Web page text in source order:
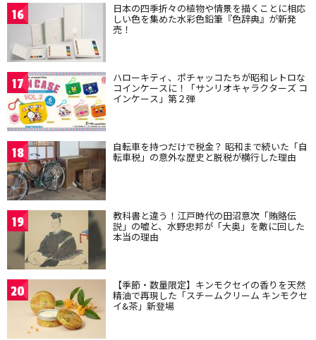
16 日本の四季折々の植物や情景を描くことに相応
しい色を集めた水彩色鉛筆『色辞典』が新発
売！
17 ハローキティ、ポチャッコたちが昭和レトロな
コインケースに！「サンリオキャラクターズ コ
インケース」第２弾
18 自転車を持つだけで税金？ 昭和まで続いた「自
転車税」の意外な歴史と脱税が横行した理由
19 教科書と違う！江戸時代の田沼意次「賄賂伝
説」の嘘と、水野忠邦が「大奥」を敵に回した
本当の理由
20 【季節・数量限定】キンモクセイの香りを天然
精油で再現した「スチームクリーム キンモクセ
イ&茶」新登場